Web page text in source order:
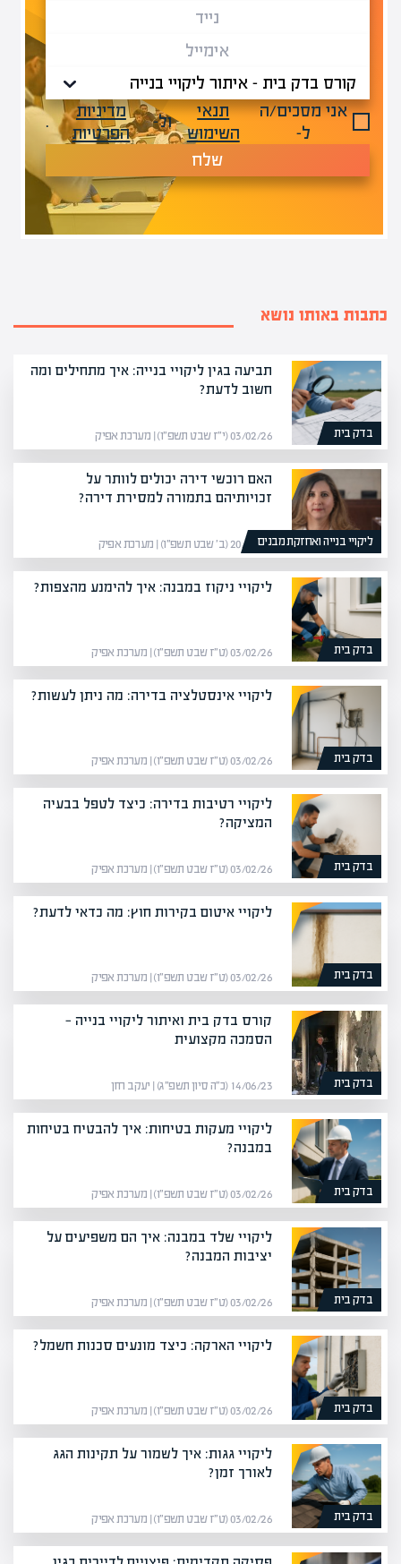
אני מסכים/ה
ל-
תנאי
השימוש
ול-
מדיניות
הפרטיות
.
שלח
כתבות באותו נושא
בדק בית
תביעה בגין ליקויי בנייה: איך מתחילים ומה
חשוב לדעת?
03/02/26 (י״ז שבט תשפ״ו) | מערכת אפיק
ליקויי בנייה ואחזקת מבנים
האם רוכשי דירה יכולים לוותר על
זכויותיהם בתמורה למסירת דירה?
20/01/26 (ב׳ שבט תשפ״ו) | מערכת אפיק
בדק בית
ליקויי ניקוז במבנה: איך להימנע מהצפות?
03/02/26 (ט״ז שבט תשפ״ו) | מערכת אפיק
בדק בית
ליקויי אינסטלציה בדירה: מה ניתן לעשות?
03/02/26 (ט״ז שבט תשפ״ו) | מערכת אפיק
בדק בית
ליקויי רטיבות בדירה: כיצד לטפל בבעיה
המציקה?
03/02/26 (ט״ז שבט תשפ״ו) | מערכת אפיק
בדק בית
ליקויי איטום בקירות חוץ: מה כדאי לדעת?
03/02/26 (ט״ז שבט תשפ״ו) | מערכת אפיק
בדק בית
קורס בדק בית ואיתור ליקויי בנייה —
הסמכה מקצועית
14/06/23 (כ״ה סיון תשפ״ג) | יעקב חזן
בדק בית
ליקויי מעקות בטיחות: איך להבטיח בטיחות
במבנה?
03/02/26 (ט״ז שבט תשפ״ו) | מערכת אפיק
בדק בית
ליקויי שלד במבנה: איך הם משפיעים על
יציבות המבנה?
03/02/26 (ט״ז שבט תשפ״ו) | מערכת אפיק
בדק בית
ליקויי הארקה: כיצד מונעים סכנות חשמל?
03/02/26 (ט״ז שבט תשפ״ו) | מערכת אפיק
בדק בית
ליקויי גגות: איך לשמור על תקינות הגג
לאורך זמן?
03/02/26 (ט״ז שבט תשפ״ו) | מערכת אפיק